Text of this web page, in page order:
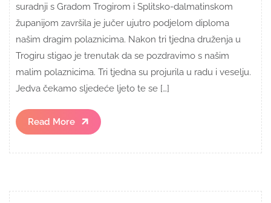
suradnji s Gradom Trogirom i Splitsko-dalmatinskom
županijom završila je jučer ujutro podjelom diploma
našim dragim polaznicima. Nakon tri tjedna druženja u
Trogiru stigao je trenutak da se pozdravimo s našim
malim polaznicima. Tri tjedna su projurila u radu i veselju.
Jedva čekamo sljedeće ljeto te se […]
Read More
Read
More